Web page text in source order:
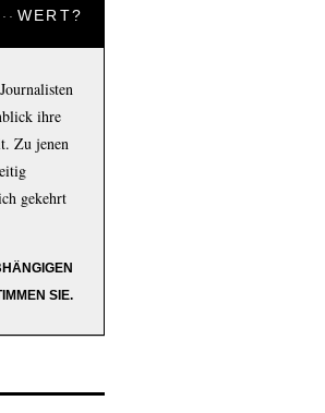
WERT?
ihre
Zu jenen
gekehrt
SIE.